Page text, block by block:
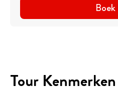
Tour Kenmerken